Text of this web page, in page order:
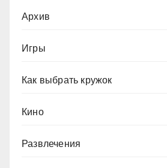
Архив
Игры
Как выбрать кружок
Кино
Развлечения